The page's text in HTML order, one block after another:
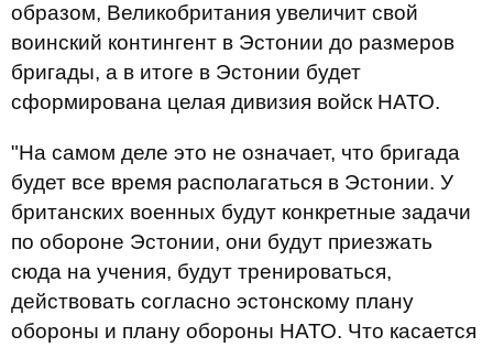
образом, Великобритания увеличит свой
воинский контингент в Эстонии до размеров
бригады, а в итоге в Эстонии будет
сформирована целая дивизия войск НАТО.
"На самом деле это не означает, что бригада
будет все время располагаться в Эстонии. У
британских военных будут конкретные задачи
по обороне Эстонии, они будут приезжать
сюда на учения, будут тренироваться,
действовать согласно эстонскому плану
обороны и плану обороны НАТО. Что касается